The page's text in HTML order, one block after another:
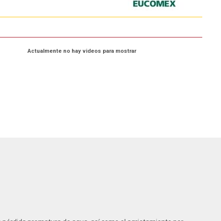
Actualmente no hay videos para mostrar